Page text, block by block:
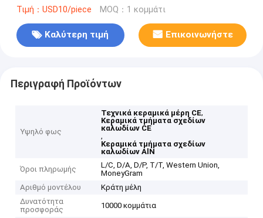
Τιμή：USD10/piece MOQ：1 κομμάτι
Καλύτερη τιμή Επικοινωνήστε
Περιγραφή Προϊόντων
Υψηλό φως
Τεχνικά κεραμικά μέρη CE,
Κεραμικά τμήματα σχεδίων
καλωδίων CE
,
Κεραμικά τμήματα σχεδίων
καλωδίων AlN
Όροι πληρωμής
L/C, D/A, D/P, T/T, Western Union,
MoneyGram
Αριθμό μοντέλου
Κράτη μέλη
Δυνατότητα
προσφοράς
10000 κομμάτια